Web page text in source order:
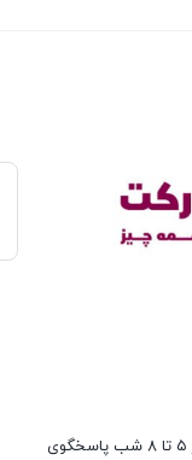
از شنبه تا پنجشنبه ، از ۹ صبح تا ۱۲ و نیم و عصر از ۵ تا ۸ شب پاسخگوی